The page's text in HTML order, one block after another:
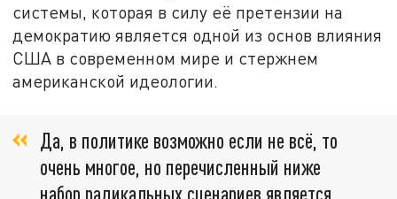
системы, которая в силу её претензии на
демократию является одной из основ влияния
США в современном мире и стержнем
американской идеологии.
Да, в политике возможно если не всё, то
очень многое, но перечисленный ниже
набор радикальных сценариев является